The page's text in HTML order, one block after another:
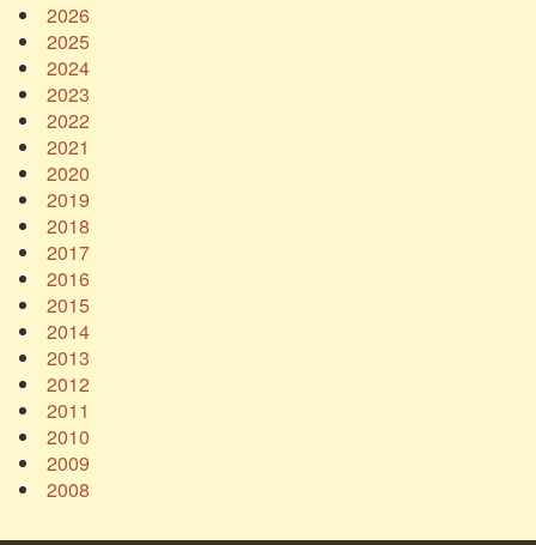
2026
2025
2024
2023
2022
2021
2020
2019
2018
2017
2016
2015
2014
2013
2012
2011
2010
2009
2008